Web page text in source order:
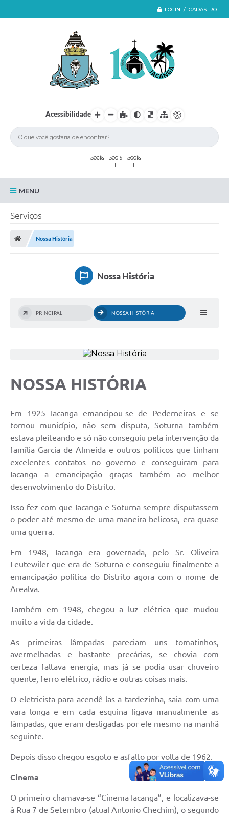
LOGIN / CADASTRO
Acessibilidade
MENU
Iacanga
Diário Oficial
Transparência
FAQ / Perguntas e Respostas Frequentes
Serviços
Nossa História
Nossa História
PRINCIPAL NOSSA HISTÓRIA
NOSSA HISTÓRIA
Em 1925 Iacanga emancipou-se de Pederneiras e se
tornou município, não sem disputa, Soturna também
estava pleiteando e só não conseguiu pela intervenção da
família Garcia de Almeida e outros políticos que tinham
excelentes contatos no governo e conseguiram para
Iacanga a emancipação graças também ao melhor
desenvolvimento do Distrito.
Isso fez com que Iacanga e Soturna sempre disputassem
o poder até mesmo de uma maneira belicosa, era quase
uma guerra.
Em 1948, Iacanga era governada, pelo Sr. Oliveira
Leutewiler que era de Soturna e conseguiu finalmente a
emancipação política do Distrito agora com o nome de
Arealva.
Também em 1948, chegou a luz elétrica que mudou
muito a vida da cidade.
As primeiras lâmpadas pareciam uns tomatinhos,
avermelhadas e bastante precárias, se chovia com
certeza faltava energia, mas já se podia usar chuveiro
quente, ferro elétrico, rádio e outras coisas mais.
O eletricista para acendê-las a tardezinha, saia com uma
vara longa e em cada esquina ligava manualmente as
lâmpadas, que eram desligadas por ele mesmo na manhã
seguinte.
Depois disso chegou esgoto e asfalto por volta de 1962.
Cinema
O primeiro chamava-se “Cinema Iacanga”, e localizava-se
à Rua 7 de Setembro (atual Antonio Chechim), o segundo